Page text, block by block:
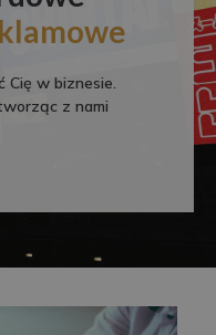
Cię w biznesie.
z nami